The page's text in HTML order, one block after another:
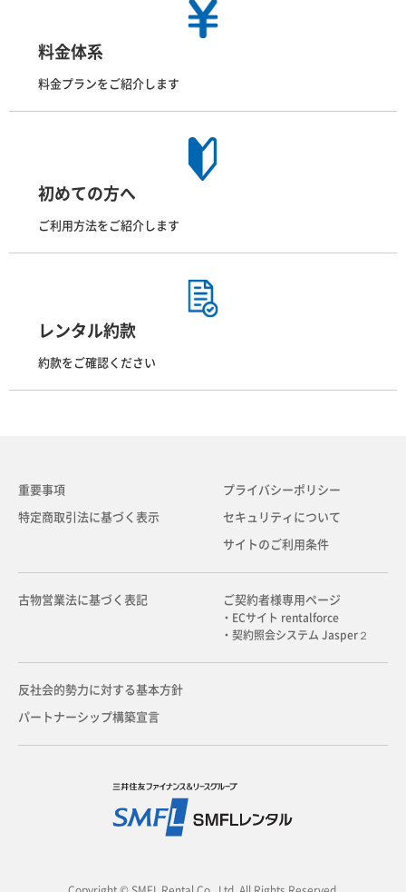
料金体系
料金プランをご紹介します
初めての方へ
ご利用方法をご紹介します
レンタル約款
約款をご確認ください
重要事項
特定商取引法に基づく表示
プライバシーポリシー
セキュリティについて
サイトのご利用条件
古物営業法に基づく表記 ご契約者様専用ページ
・ECサイト rentalforce
・契約照会システム Jasper２
反社会的勢力に対する基本方針
パートナーシップ構築宣言